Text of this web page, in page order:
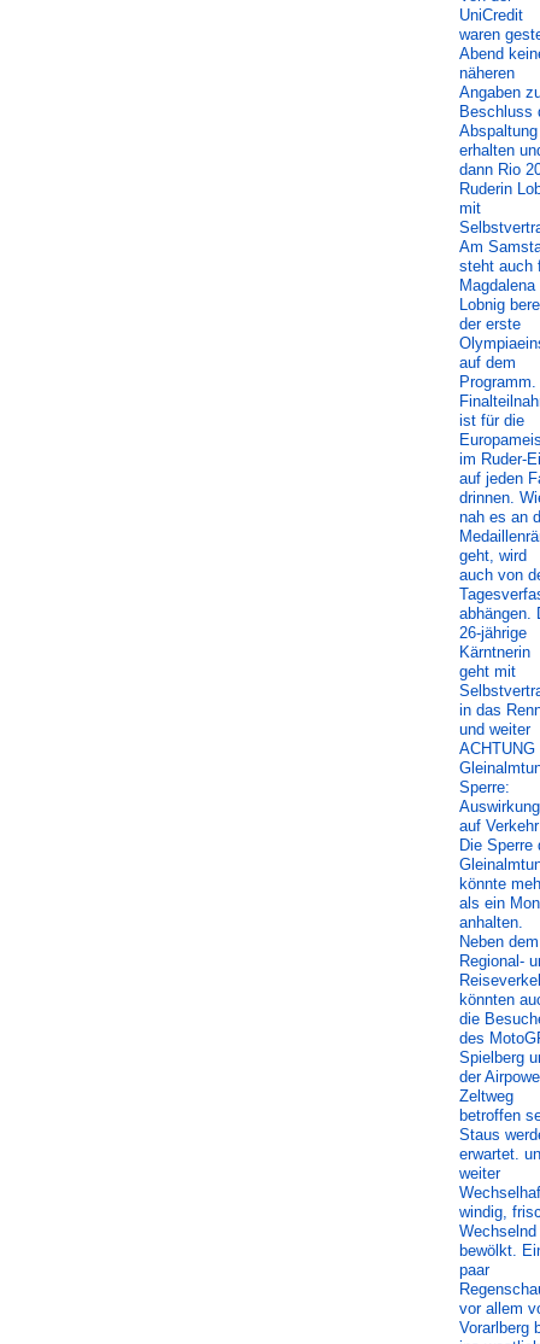
UniCredit
waren
Abend
näheren
Angaben
Beschluss
erhalten
dann Rio
Ruderin
mit
Am
steht auch
Magdalena
Lobnig
der erste
auf dem
ist für die
im Ruder-
auf jeden
drinnen.
nah es an
geht, wird
auch von
abhängen.
26-jährige
Kärntnerin
geht mit
in das
und weiter
ACHTUNG
Sperre:
auf Verkehr
Die Sperre
könnte
als ein
anhalten.
Neben dem
Regional-
könnten
die
des
Spielberg
der
Zeltweg
betroffen
Staus
erwartet.
weiter
windig,
Wechselnd
bewölkt.
paar
vor allem
Vorarlberg